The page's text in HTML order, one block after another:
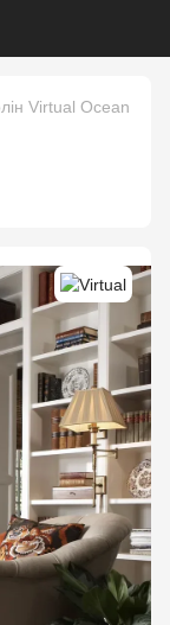
Virtual Ocean